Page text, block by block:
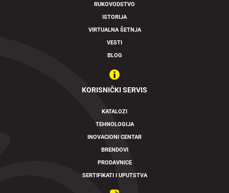
Swipe to spin
RUKOVODSTVO
ISTORIJA
VIRTUALNA ŠETNJA
VESTI
BLOG
KORISNIČKI SERVIS
KATALOZI
TEHNOLOGIJA
INOVACIONI CENTAR
BRENDOVI
PRODAVNICE
SERTIFIKATI I UPUTSTVA